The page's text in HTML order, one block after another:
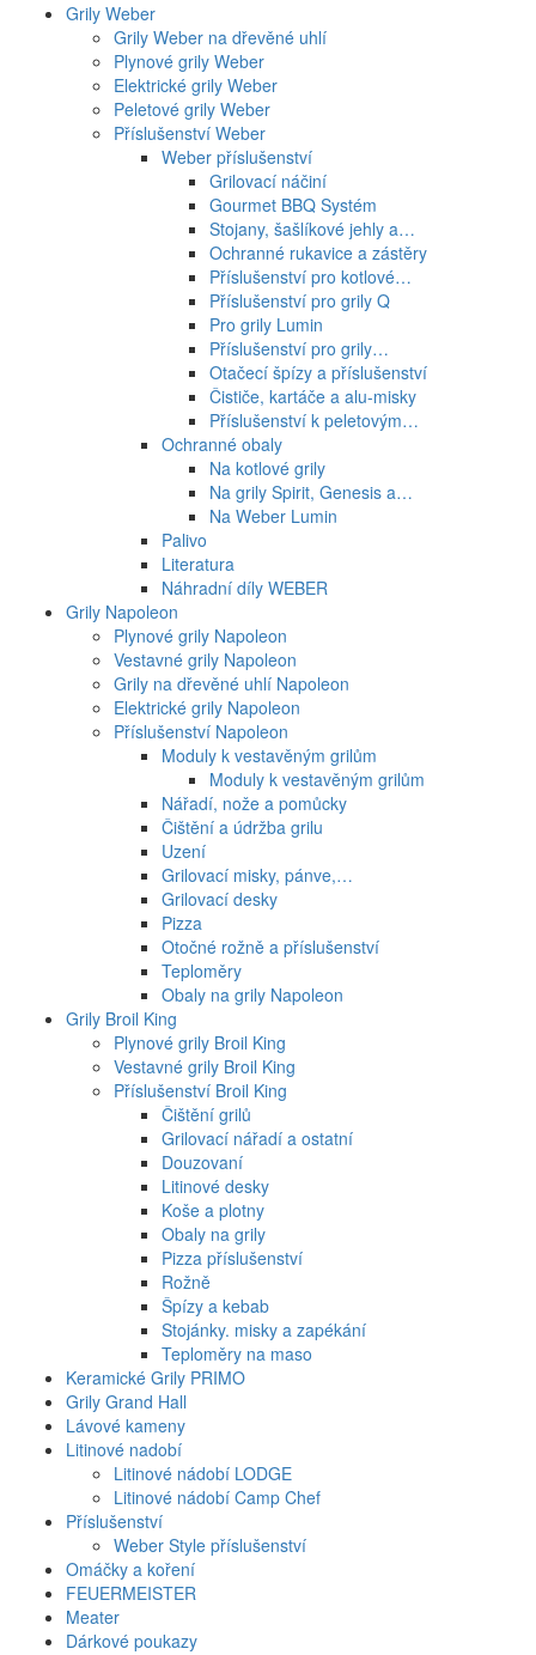
Grily Weber
Grily Weber na dřevěné uhlí
Plynové grily Weber
Elektrické grily Weber
Peletové grily Weber
Příslušenství Weber
Weber příslušenství
Grilovací náčiní
Gourmet BBQ Systém
Stojany, šašlíkové jehly a…
Ochranné rukavice a zástěry
Příslušenství pro kotlové…
Příslušenství pro grily Q
Pro grily Lumin
Příslušenství pro grily…
Otačecí špízy a příslušenství
Čističe, kartáče a alu-misky
Příslušenství k peletovým…
Ochranné obaly
Na kotlové grily
Na grily Spirit, Genesis a…
Na Weber Lumin
Palivo
Literatura
Náhradní díly WEBER
Grily Napoleon
Plynové grily Napoleon
Vestavné grily Napoleon
Grily na dřevěné uhlí Napoleon
Elektrické grily Napoleon
Příslušenství Napoleon
Moduly k vestavěným grilům
Moduly k vestavěným grilům
Nářadí, nože a pomůcky
Čištění a údržba grilu
Uzení
Grilovací misky, pánve,…
Grilovací desky
Pizza
Otočné rožně a příslušenství
Teploměry
Obaly na grily Napoleon
Grily Broil King
Plynové grily Broil King
Vestavné grily Broil King
Příslušenství Broil King
Čištění grilů
Grilovací nářadí a ostatní
Douzovaní
Litinové desky
Koše a plotny
Obaly na grily
Pizza příslušenství
Rožně
Špízy a kebab
Stojánky. misky a zapékání
Teploměry na maso
Keramické Grily PRIMO
Grily Grand Hall
Lávové kameny
Litinové nadobí
Litinové nádobí LODGE
Litinové nádobí Camp Chef
Příslušenství
Weber Style příslušenství
Omáčky a koření
FEUERMEISTER
Meater
Dárkové poukazy